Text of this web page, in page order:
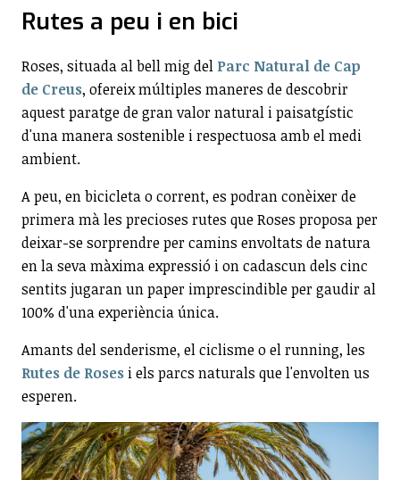
Rutes a peu i en bici
Roses, situada al bell mig del Parc Natural de Cap
de Creus, ofereix múltiples maneres de descobrir
aquest paratge de gran valor natural i paisatgístic
d'una manera sostenible i respectuosa amb el medi
ambient.
A peu, en bicicleta o corrent, es podran conèixer de
primera mà les precioses rutes que Roses proposa per
deixar-se sorprendre per camins envoltats de natura
en la seva màxima expressió i on cadascun dels cinc
sentits jugaran un paper imprescindible per gaudir al
100% d'una experiència única.
Amants del senderisme, el ciclisme o el running, les
Rutes de Roses i els parcs naturals que l'envolten us
esperen.